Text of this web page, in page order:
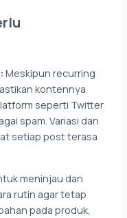
Meskipun recurring
kontennya
seperti Twitter
spam. Variasi dan
setiap post terasa
meninjau dan
rutin agar tetap
pada produk,